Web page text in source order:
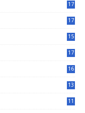
17
17
15
17
16
13
11